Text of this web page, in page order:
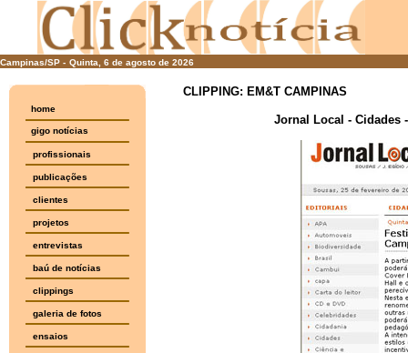
Campinas/SP - Quinta, 6 de agosto de 2026
home
gigo notícias
profissionais
publicações
clientes
projetos
entrevistas
baú de notícias
clippings
galeria de fotos
ensaios
CLIPPING: EM&T CAMPINAS
Jornal Local - Cidades